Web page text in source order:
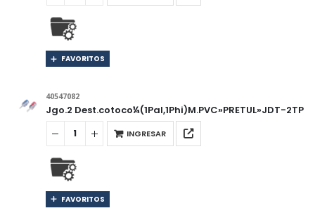
FAVORITOS
40547082
Jgo.2 Dest.cotoco¼(1Pal,1Phi)M.PVC»PRETUL»JDT-2TP
INGRESAR
FAVORITOS